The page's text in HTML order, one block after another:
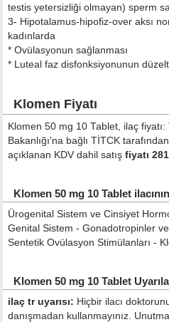
testis yetersizliği olmayan) sperm
3- Hipotalamus-hipofiz-over aksı
kadınlarda
* Ovülasyonun sağlanması
* Luteal faz disfonksiyonunun
Klomen Fiyatı
Klomen 50 mg 10 Tablet, ilaç
Bakanlığı'na bağlı TİTCK
açıklanan KDV dahil satışfiyatı
Klomen 50 mg 10 Tablet
Ürogenital Sistem ve Cinsiyet
Genital Sistem - Gonadotropinler
Sentetik Ovülasyon Stimülanları -
Klomen 50 mg 10 Tablet
ilaç tr uyarısı: Hiçbir ilacı
danışmadan kullanmayınız.